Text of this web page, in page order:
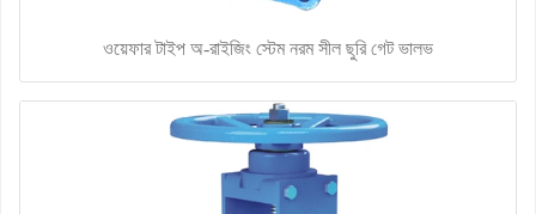
ওয়েফার টাইপ অ-রাইজিং স্টেম নরম সীল ছুরি গেট ভালভ